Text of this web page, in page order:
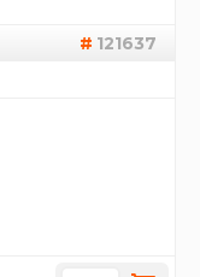
121637